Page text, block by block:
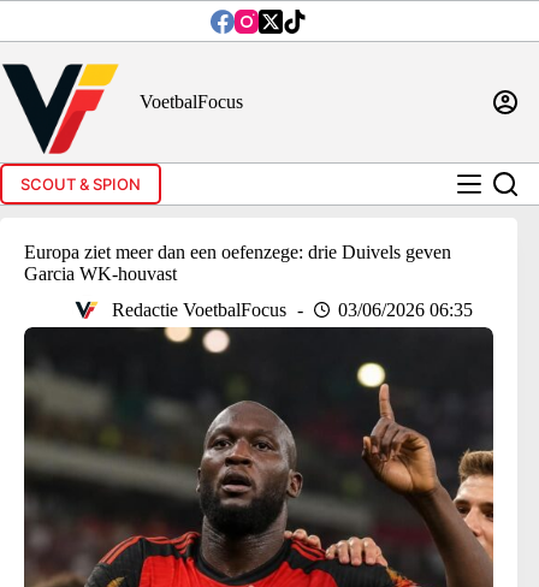
inhoud
VoetbalFocus
SCOUT & SPION
Europa ziet meer dan een oefenzege: drie Duivels geven
Garcia WK-houvast
Redactie VoetbalFocus
03/06/2026 06:35